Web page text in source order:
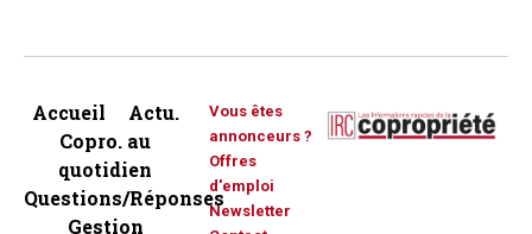
Accueil
Actu.
Copro. au
quotidien
Questions/Réponses
Gestion
Vous êtes
annonceurs ?
Offres
d'emploi
Newsletter